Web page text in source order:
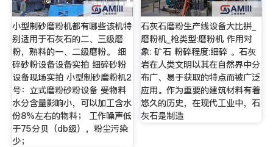
小型制砂磨粉机都有哪些该机特
别适用于石灰石的二、三级磨
粉，熟料的一、二级磨粉。 细
碎砂粉设备设备实拍 细碎砂粉
设备现场实拍 小型制砂磨粉机2
号：立式磨粉砂粉设备 受物料
水分含量影响小，可以加工含水
份8%左右的物料； 工作噪声低
于75分贝（db级），粉尘污染
少；
石灰石磨粉生产线设备大比拼_
磨粉机_枪类型:磨粉机 作用对
象: 矿石 粉碎程度:细碎 。石灰
岩在人类文明以其在自然界中分
布广、易于获取的特点而被广泛
应用。作为重要的建筑材料有着
悠久的历史，在现代工业中，石
灰石是制造